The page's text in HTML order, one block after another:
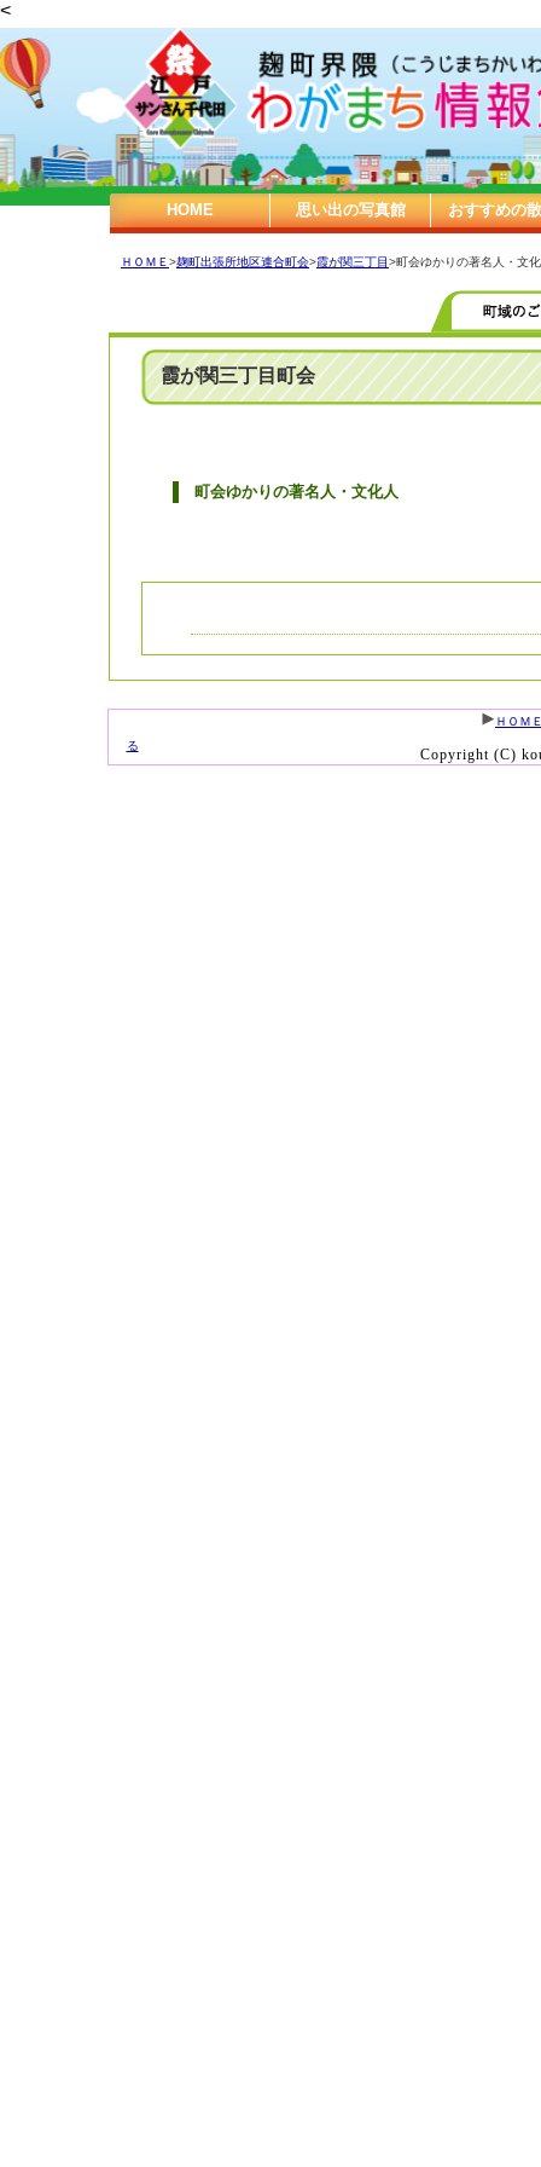
<
HOME 思い出の写真館 おすすめの
ＨＯＭＥ >麹町出張所地区連合町会>霞が関三丁目>町会ゆかりの著名人・文
霞が関三丁目町会
町会ゆかりの著名人・文化人
ＨＯＭ
る
Copyright (C)